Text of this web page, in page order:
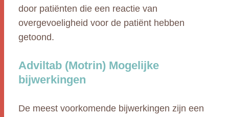
door patiënten die een reactie van
overgevoeligheid voor de patiënt hebben
getoond.
Adviltab (Motrin) Mogelijke
bijwerkingen
De meest voorkomende bijwerkingen zijn een